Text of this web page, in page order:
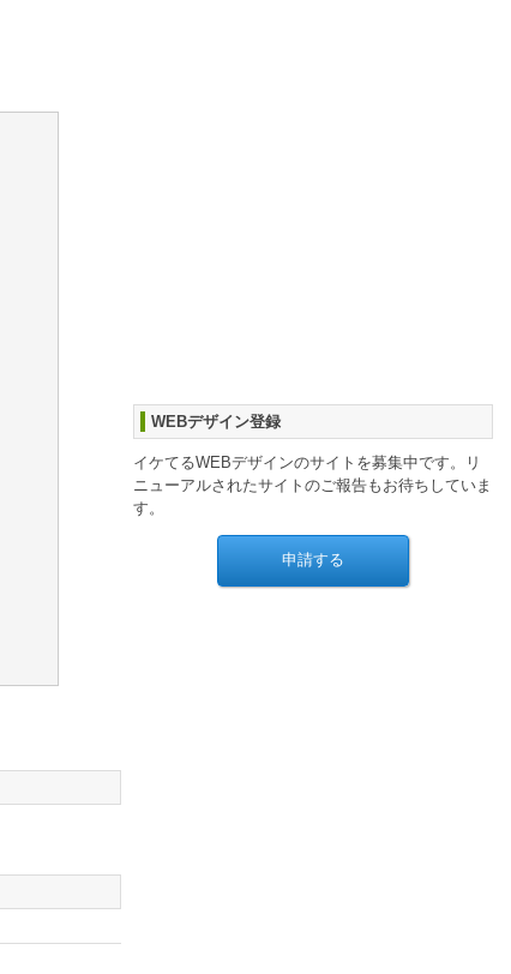
WEBデザイン登録
イケてるWEBデザインのサイトを募集中です。リ
ニューアルされたサイトのご報告もお待ちしていま
す。